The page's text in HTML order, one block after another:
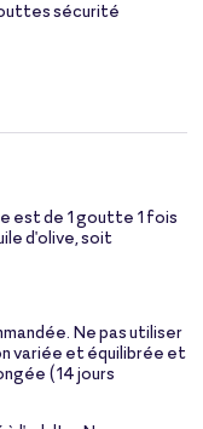
sécurité
est de 1 goutte 1 fois
d'olive, soit
Ne pas utiliser
variée et équilibrée et
(14 jours